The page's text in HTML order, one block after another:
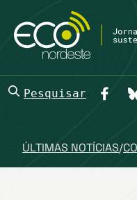
Pesquisar
ÚLTIMAS NOTÍCIAS/